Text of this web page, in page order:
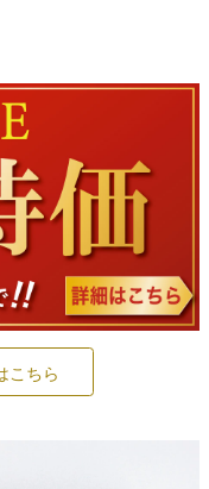
こちら